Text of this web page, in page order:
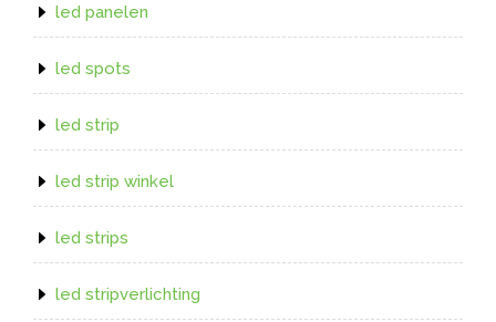
led panelen
led spots
led strip
led strip winkel
led strips
led stripverlichting